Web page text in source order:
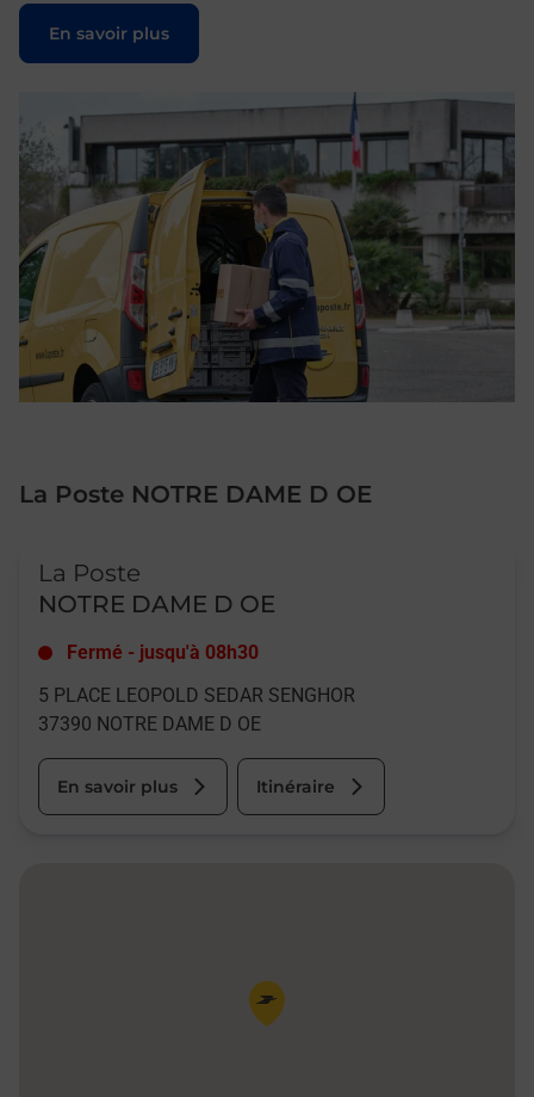
En savoir plus
Le lien s'ouvre dans un nouvel onglet
La Poste NOTRE DAME D OE
La Poste
NOTRE DAME D OE
Fermé - jusqu'à 08h30
5 PLACE LEOPOLD SEDAR SENGHOR
37390 NOTRE DAME D OE
En savoir plus Itinéraire
Pin de la carte